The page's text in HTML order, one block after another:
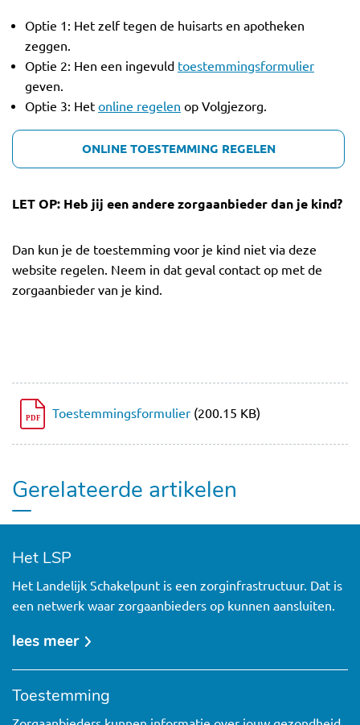
Optie 1: Het zelf tegen de huisarts en apotheken
zeggen.
Optie 2: Hen een ingevuld toestemmingsformulier
geven.
Optie 3: Het online regelen op Volgjezorg.
ONLINE TOESTEMMING REGELEN
LET OP: Heb jij een andere zorgaanbieder dan je kind?
Dan kun je de toestemming voor je kind niet via deze
website regelen. Neem in dat geval contact op met de
zorgaanbieder van je kind.
PDF Toestemmingsformulier (200.15 KB)
Gerelateerde artikelen
Het LSP
Het Landelijk Schakelpunt is een zorginfrastructuur. Dat is
een netwerk waar zorgaanbieders op kunnen aansluiten.
lees meerover
het
lsp
Toestemming